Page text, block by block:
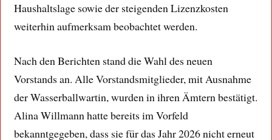
Haushaltslage sowie der steigenden Lizenzkosten
weiterhin aufmerksam beobachtet werden.
Nach den Berichten stand die Wahl des neuen
Vorstands an. Alle Vorstandsmitglieder, mit Ausnahme
der Wasserballwartin, wurden in ihren Ämtern bestätigt.
Alina Willmann hatte bereits im Vorfeld
bekanntgegeben, dass sie für das Jahr 2026 nicht erneut